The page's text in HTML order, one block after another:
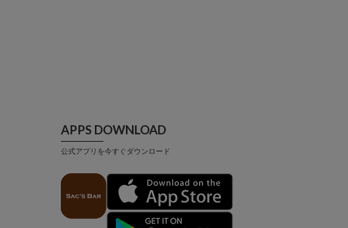
APPS DOWNLOAD
公式アプリを今すぐダウンロード